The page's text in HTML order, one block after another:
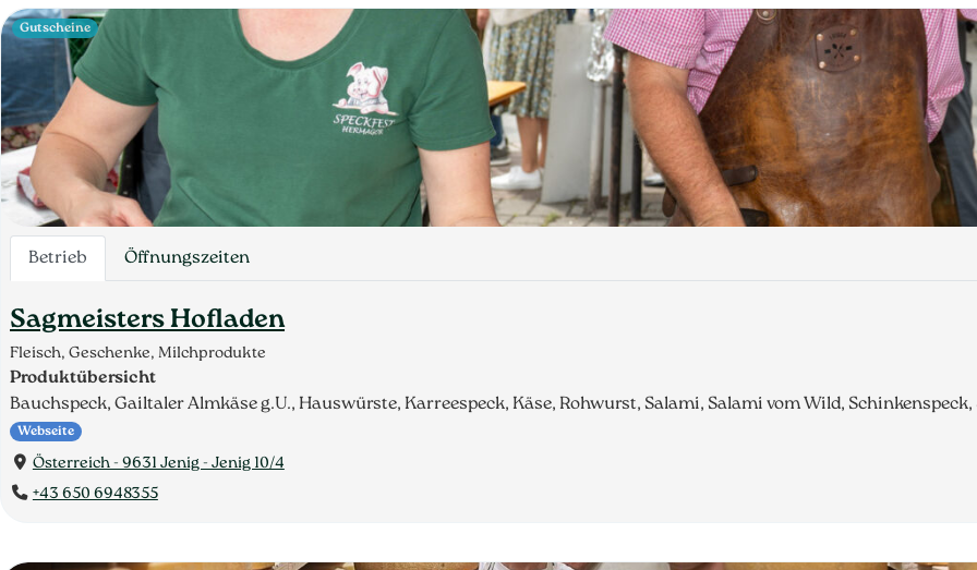
Betrieb Öffnungszeiten
Sagmeisters Hofladen
Fleisch, Geschenke, Milchprodukte
Produktübersicht
Bauchspeck, Gailtaler Almkäse g.U., Hauswürste, Karreespeck, Käse, Rohwurst, Salami, Salami vom Wild, Schinkenspeck,
Webseite
Österreich - 9631 Jenig - Jenig 10/4
+43 650 6948355
Gutscheine